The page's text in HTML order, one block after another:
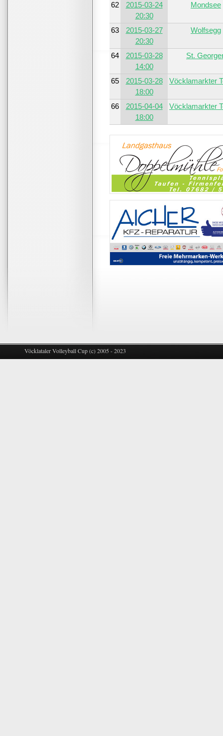
62
2015-03-24
20:30
Mondsee
63
2015-03-27
20:30
Wolfsegg
64
2015-03-28
14:00
St.
65
2015-03-28
18:00
Vöcklamarkter
66
2015-04-04
18:00
Vöcklamarkter
Vöcklataler Volleyball Cup (c) 2005 - 2023